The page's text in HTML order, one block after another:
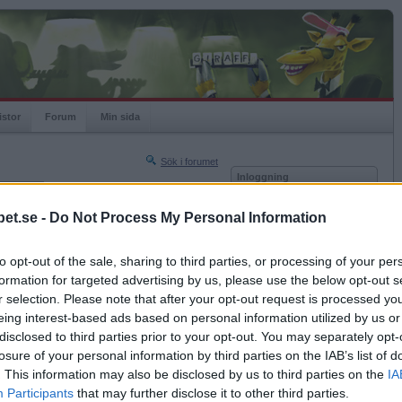
- Do Not Process My Personal Information
opt-out of the sale, sharing to third parties, or processing of your
for targeted advertising by us, please use the below opt-out
selection. Please note that after your opt-out request is processed
interest-based ads based on personal information utilized by us
to third parties prior to your opt-out. You may separately
of your personal information by third parties on the IAB’s list of
This information may also be disclosed by us to third parties on the
Participants that may further disclose it to other third parties.
Forum Min sida
Sök i forumet
Nästa sida »
2019-11-01 16:04
Inloggning
Kom ihåg mig
Glömt ditt lösenord?
Få ny aktiveringslänk
Betapet är gratis!